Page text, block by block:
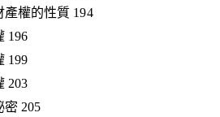
權的性質 194
196
199
203
205